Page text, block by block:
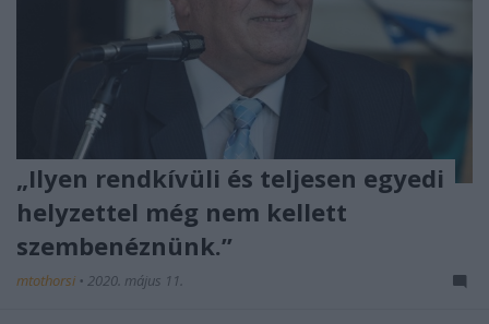
„Ilyen rendkívüli és teljesen egyedi
helyzettel még nem kellett
szembenéznünk.”
mtothorsi • 2020. május 11.